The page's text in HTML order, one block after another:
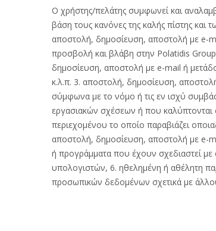
Ο χρήστης/πελάτης συμφωνεί και
βάση τους κανόνες της καλής πίστης
αποστολή, δημοσίευση, αποστολή με e-
προσβολή και βλάβη στην Polatidis
δημοσίευση, αποστολή με e-mail ή
κ.λ.π. 3. αποστολή, δημοσίευση,
σύμφωνα με το νόμο ή τις εν ισχύ
εργασιακών σχέσεων ή που
περιεχομένου το οποίο παραβιάζει
αποστολή, δημοσίευση, αποστολή με e-
ή προγράμματα που έχουν σχεδιαστεί
υπολογιστών, 6. ηθελημένη ή αθέλητη
προσωπικών δεδομένων σχετικά με